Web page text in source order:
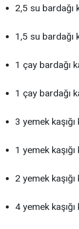
2,5 su bardağı
1,5 su bardağı
1 çay bardağı
1 çay bardağı
3 yemek kaşığı
1 yemek
2 yemek
4 yemek